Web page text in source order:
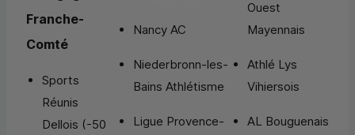
Franche-
Comté
Sports
Réunis
Dellois (-50
Nancy AC
Niederbronn-les-
Bains Athlétisme
Ligue Provence-
Ouest
Mayennais
Athlé Lys
Vihiersois
AL Bouguenais